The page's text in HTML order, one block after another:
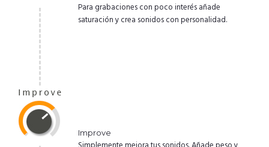
Para grabaciones con poco interés añade
saturación y crea sonidos con personalidad.
Improve